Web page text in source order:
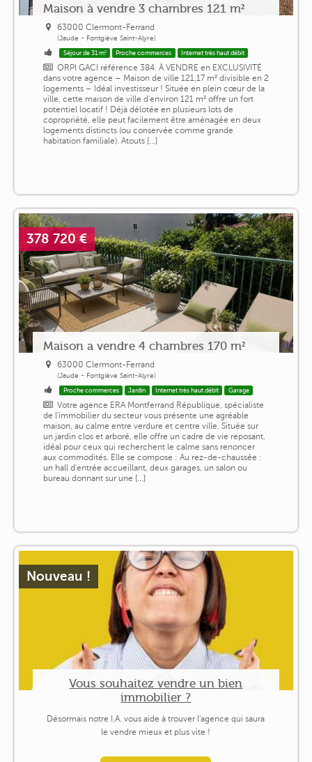
Maison à vendre 3 chambres 121 m²
63000 Clermont-Ferrand
(Jaude - Fontgiève Saint-Alyre)
Séjour de 31 m² Proche commerces Internet très haut débit
ORPI GACI référence 384. À VENDRE en EXCLUSIVITÉ
dans votre agence – Maison de ville 121,17 m² divisible en 2
logements – Idéal investisseur ! Située en plein cœur de la
ville, cette maison de ville d'environ 121 m² offre un fort
potentiel locatif ! Déjà délotée en plusieurs lots de
copropriété, elle peut facilement être aménagée en deux
logements distincts (ou conservée comme grande
habitation familiale). Atouts [...]
378 720 €
Maison a vendre 4 chambres 170 m²
63000 Clermont-Ferrand
(Jaude - Fontgiève Saint-Alyre)
Proche commerces Jardin Internet très haut débit Garage
Votre agence ERA Montferrand République, spécialiste
de l'immobilier du secteur vous présente une agréable
maison, au calme entre verdure et centre ville. Située sur
un jardin clos et arboré, elle offre un cadre de vie reposant,
idéal pour ceux qui recherchent le calme sans renoncer
aux commodités. Elle se compose : Au rez-de-chaussée :
un hall d'entrée accueillant, deux garages, un salon ou
bureau donnant sur une [...]
Nouveau !
Vous souhaitez vendre un bien
immobilier ?
Désormais notre I.A. vous aide à trouver l'agence qui saura
le vendre mieux et plus vite !